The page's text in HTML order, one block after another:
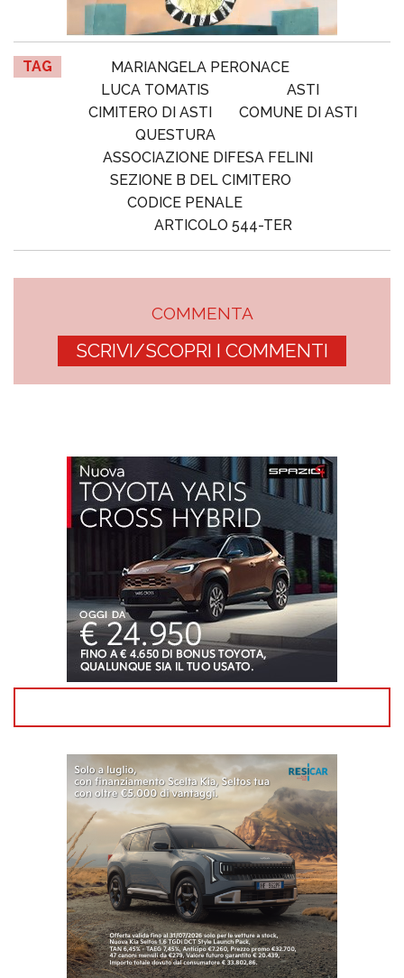
TAG
MARIANGELA PERONACE
LUCA TOMATIS
ASTI
CIMITERO DI ASTI
COMUNE DI ASTI
QUESTURA
ASSOCIAZIONE DIFESA FELINI
SEZIONE B DEL CIMITERO
CODICE PENALE
ARTICOLO 544-TER
COMMENTA
SCRIVI/SCOPRI I COMMENTI